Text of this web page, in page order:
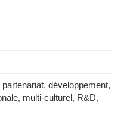
développement,
multi-culturel, R&D,